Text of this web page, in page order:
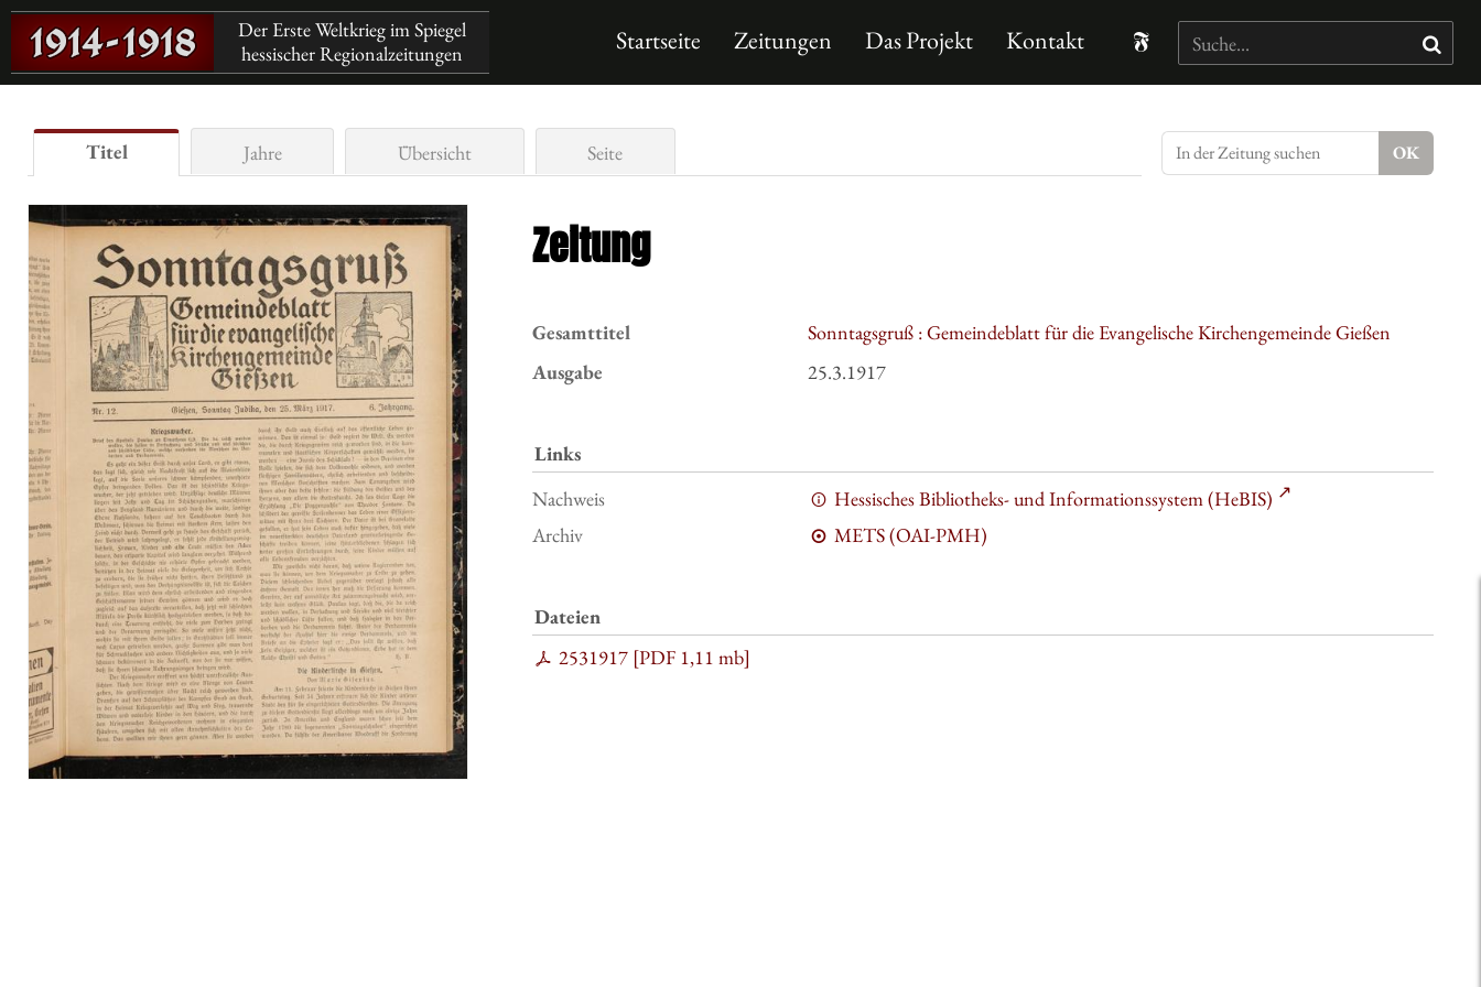
Der Erste Weltkrieg im Spiegel
hessischer Regionalzeitungen
Startseite Zeitungen Das Projekt Kontakt
Titel Jahre Übersicht Seite
Zeitung
Gesamttitel
Sonntagsgruß : Gemeindeblatt für die Evangelische Kirchengemeinde Gießen
Ausgabe
25.3.1917
Links
Nachweis
Hessisches Bibliotheks- und Informationssystem (HeBIS)
Archiv
METS (OAI-PMH)
Dateien
2531917 [PDF1,11 mb]